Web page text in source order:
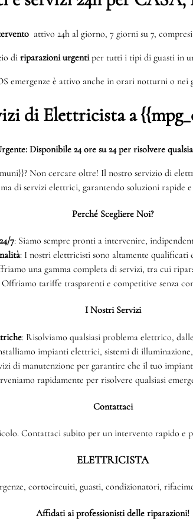
attivo 24h al giorno, 7 giorni su 7,
di riparazioni urgentiper tutti i tipi di guasti in
emergenze è attivo anche in orari notturni o
di Elettricista a
Disponibile 24 ore su 24 per risolvere
Non cercare oltre! Il nostro servizio di
di servizi elettrici, garantendo soluzioni rapide
Perché Scegliere Noi?
7: Siamo sempre pronti a intervenire,
: I nostri elettricisti sono altamente qualificati
una gamma completa di servizi, tra cui
Offriamo tariffe trasparenti e competitive senza
I Nostri Servizi
: Risolviamo qualsiasi problema elettrico,
impianti elettrici, sistemi di
di manutenzione per garantire che il tuo
rapidamente per risolvere qualsiasi
Contattaci
Contattaci subito per un intervento rapido e
ELETTRICISTA
cortocircuiti, guasti, condizionatori,
Affidati ai professionisti delle riparazioni!